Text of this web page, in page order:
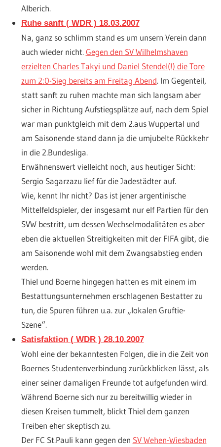
Alberich.
Ruhe sanft ( WDR ) 18.03.2007
Na, ganz so schlimm stand es um unsern Verein dann
auch wieder nicht.Gegen den SV Wilhelmshaven
erzielten Charles Takyi und Daniel Stendel(!) die Tore
zum 2:0-Sieg bereits am Freitag Abend. Im Gegenteil,
statt sanft zu ruhen machte man sich langsam aber
sicher in Richtung Aufstiegsplätze auf, nach dem Spiel
war man punktgleich mit dem 2.aus Wuppertal und
am Saisonende stand dann ja die umjubelte Rückkehr
in die 2.Bundesliga.
Erwähnenswert vielleicht noch, aus heutiger Sicht:
Sergio Sagarzazu lief für die Jadestädter auf.
Wie, kennt Ihr nicht? Das ist jener argentinische
Mittelfeldspieler, der insgesamt nur elf Partien für den
SVW bestritt, um dessen Wechselmodalitäten es aber
eben die aktuellen Streitigkeiten mit der FIFA gibt, die
am Saisonende wohl mit dem Zwangsabstieg enden
werden.
Thiel und Boerne hingegen hatten es mit einem im
Bestattungsunternehmen erschlagenen Bestatter zu
tun, die Spuren führen u.a. zur „lokalen Gruftie-
Szene“.
Satisfaktion ( WDR ) 28.10.2007
Wohl eine der bekanntesten Folgen, die in die Zeit von
Boernes Studentenverbindung zurückblicken lässt, als
einer seiner damaligen Freunde tot aufgefunden wird.
Während Boerne sich nur zu bereitwillig wieder in
diesen Kreisen tummelt, blickt Thiel dem ganzen
Treiben eher skeptisch zu.
Der FC St.Pauli kann gegen den SV Wehen-Wiesbaden